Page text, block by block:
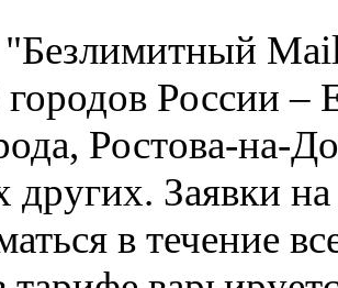
России –
Ростова-на-
других. Заявки
в течение